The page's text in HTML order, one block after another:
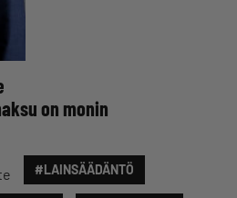
on monin
#LAINSÄÄDÄNTÖ